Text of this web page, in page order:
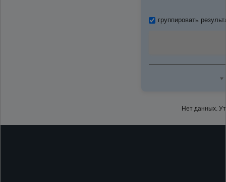
группировать
Нет данных.